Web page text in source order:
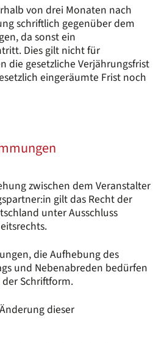
von drei Monaten nach
schriftlich gegenüber dem
da sonst ein
Dies gilt nicht für
die gesetzliche Verjährungsfrist
eingeräumte Frist noch
zwischen dem Veranstalter
gilt das Recht der
unter Ausschluss
die Aufhebung des
und Nebenabreden bedürfen
Schriftform.
dieser